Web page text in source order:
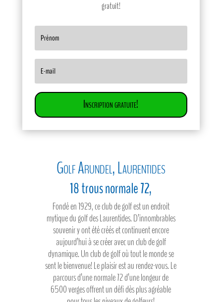
gratuit!
Inscription gratuite!
Golf Arundel, Laurentides
18 trous normale 72,
Fondé en 1929, ce club de golf est un endroit
mytique du golf des Laurentides. D’innombrables
souvenir y ont été créés et continuent encore
aujourd’hui à se créer avec un club de golf
dynamique. Un club de golf où tout le monde se
sent le bienvenue! Le plaisir est au rendez-vous. Le
parcours d’une normale 72 d’une longeur de
6500 verges offrent un défi dès plus agréable